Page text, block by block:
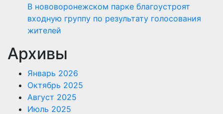
В нововоронежском парке благоустроят
входную группу по результату голосования
жителей
Архивы
Январь 2026
Октябрь 2025
Август 2025
Июль 2025